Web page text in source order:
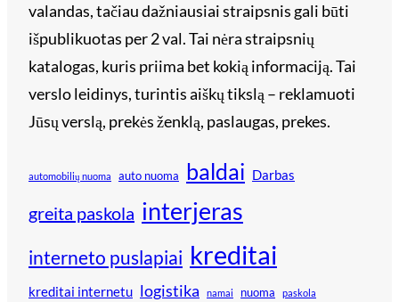
valandas, tačiau dažniausiai straipsnis gali būti
išpublikuotas per 2 val. Tai nėra straipsnių
katalogas, kuris priima bet kokią informaciją. Tai
verslo leidinys, turintis aiškų tikslą – reklamuoti
Jūsų verslą, prekės ženklą, paslaugas, prekes.
automobilių nuoma auto nuoma baldai Darbas
greita paskola interjeras
interneto puslapiai kreditai
kreditai internetu logistika namai nuoma paskola